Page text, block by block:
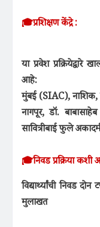
🎓प्रशिक्षण केंद्रे :
या प्रवेश प्रक्रियेद्वारे
आहे:
मुंबई (SIAC), नाशिक,
नागपूर, डॉ.
सावित्रीबाई फुले
🎓निवड प्रक्रिया
विद्यार्थ्यांची निवड
मुलाखत